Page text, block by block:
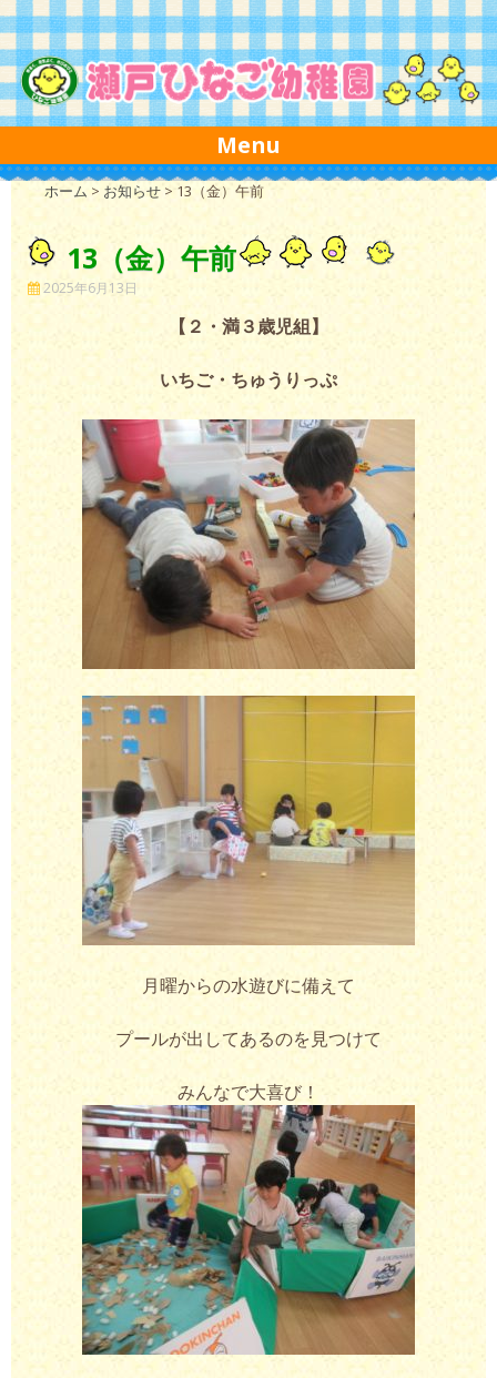
Skip to content
Menu
ホーム > お知らせ> 13（金）午前
13（金）午前
2025年6月13日
【２・満３歳児組】
いちご・ちゅうりっぷ
月曜からの水遊びに備えて
プールが出してあるのを見つけて
みんなで大喜び！